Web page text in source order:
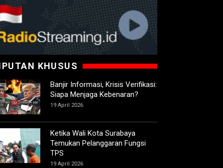
KHUSUS
Banjir Informasi, Krisis Verifikasi:
Siapa Menjaga Kebenaran?
19 April 2026
Ketika Wali Kota Surabaya
Temukan Pelanggaran Fungsi
TPS
19 April 2026